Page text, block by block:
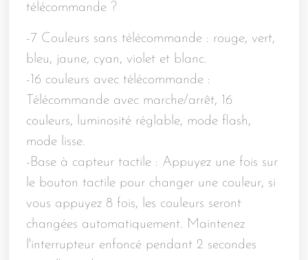
télécommande ?
-7 Couleurs sans télécommande : rouge, vert,
bleu, jaune, cyan, violet et blanc.
-16 couleurs avec télécommande :
Télécommande avec marche/arrêt, 16
couleurs, luminosité réglable, mode flash,
mode lisse.
-Base à capteur tactile : Appuyez une fois sur
le bouton tactile pour changer une couleur, si
vous appuyez 8 fois, les couleurs seront
changées automatiquement. Maintenez
l'interrupteur enfoncé pendant 2 secondes